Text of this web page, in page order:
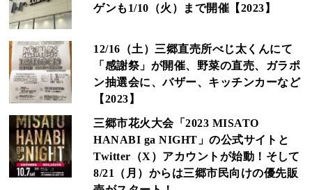
ゲンも1/10（火）まで開催【2023】
12/16（土）三郷直売所べじ太くんにて
「感謝祭」が開催、野菜の直売、ガラポ
ン抽選会に、バザー、キッチンカーなど
【2023】
三郷市花火大会「2023 MISATO
HANABI ga NIGHT」の公式サイトと
Twitter（X）アカウントが始動！そして
8/21（月）からは三郷市民向けの優先販